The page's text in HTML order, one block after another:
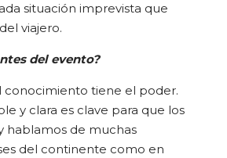
situación imprevista que
viajero.
del evento?
tiene el poder.
y clara es clave para que los
hablamos de muchas
del continente como en